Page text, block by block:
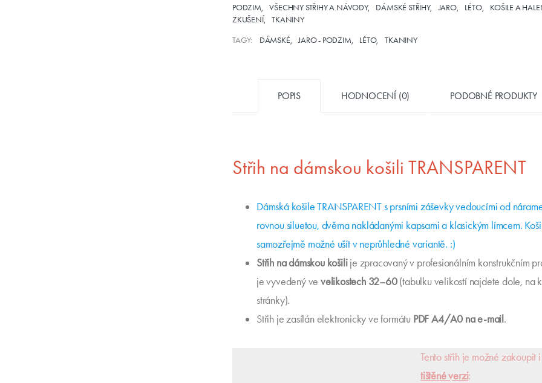
PODZIM VŠECHNY STŘIHY A NÁVODY DÁMSKÉ STŘIHY JARO LÉTO
KOŠILE A
ZKUŠENÍ
TKANINY
TAGY: DÁMSKÉ JARO - PODZIM LÉTO TKANINY
POPIS HODNOCENÍ (0) PODOBNÉ PRODUKTY
Střih na dámskou košili TRANSPARENT
Dámská košile TRANSPARENT s prsními záševky vedoucími od
rovnou siluetou, dvěma nakládanými kapsami a klasickým límcem.
samozřejmě možné ušít v neprůhledné variantě. :)
Střih na dámskou košilije zpracovaný v profesionálním konstrukčním
je vyvedený vevelikostech 32–60(tabulku velikostí najdete dole, na
stránky).
Střih je zasílán elektronicky ve formátu PDF A4/A0 na e-mail.
Tento střih je možné zakoupit
tištěné verzi: